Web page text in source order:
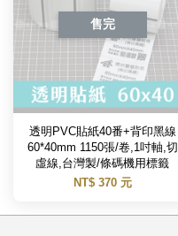
售完
透明PVC貼紙40番+背印黑線
60*40mm 1150張/卷,1吋軸,切
虛線,台灣製/條碼機用標籤
NT$ 370 元